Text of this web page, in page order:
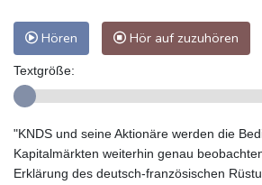
Hören Hör auf zuzuhören
Textgröße:
"KNDS und seine Aktionäre werden die
Kapitalmärkten weiterhin genau
Erklärung des deutsch-französischen